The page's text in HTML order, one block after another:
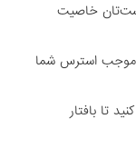
خاصیت
و موجب استرس شما
تا بافتار